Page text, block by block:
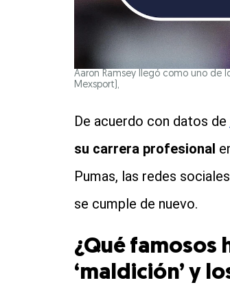
Aaron Ramsey llegó como uno de
Mexsport),
De acuerdo con datos de
su carrera profesional
Pumas, las redes
se cumple de nuevo.
¿Qué famosos
‘maldición’ y